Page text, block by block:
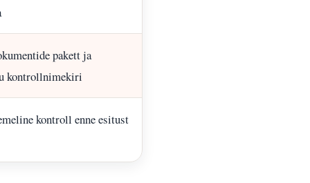
pakett ja
kontrollnimekiri
kontroll enne esitust